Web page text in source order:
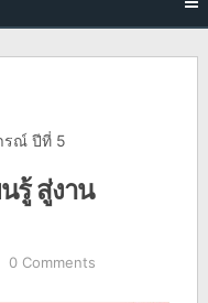
รณ์ ปีที่ 5
รู้ สู่งาน
0 Comments